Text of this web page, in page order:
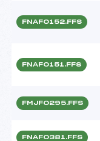
FNAF0152.FFS
FNAF0151.FFS
FMJF0295.FFS
FNAF0381.FFS